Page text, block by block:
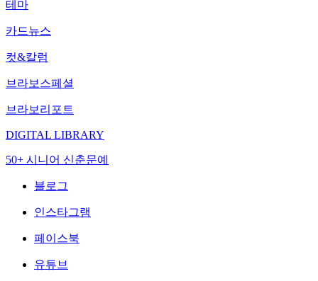
테마
카드뉴스
컷&칼럼
브라보스페셜
브라보리포트
DIGITAL LIBRARY
50+ 시니어 신춘문예
블로그
인스타그램
페이스북
유튜브